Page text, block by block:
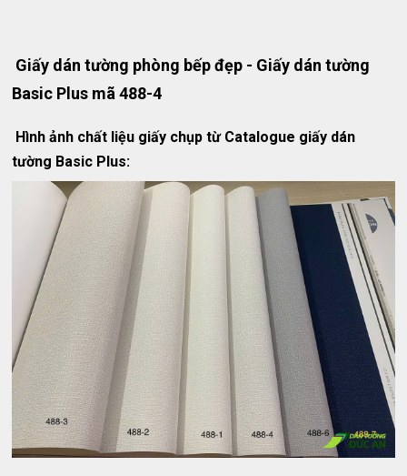
Giấy dán tường phòng bếp đẹp - Giấy dán tường
Basic Plus mã 488-4
Hình ảnh chất liệu giấy chụp từ Catalogue giấy dán
tường Basic Plus: